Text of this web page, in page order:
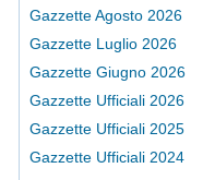
Gazzette Agosto 2026
Gazzette Luglio 2026
Gazzette Giugno 2026
Gazzette Ufficiali 2026
Gazzette Ufficiali 2025
Gazzette Ufficiali 2024